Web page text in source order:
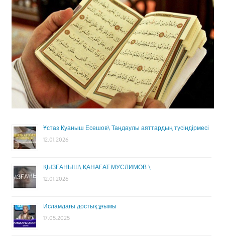
Ұстаз Қуаныш Есешов\ Таңдаулы аяттардың түсіндірмесі
12.01.2026
ҚЫЗҒАНЫШ\ ҚАНАҒАТ МУСЛИМОВ \
12.01.2026
Исламдағы достық ұғымы
17.05.2025